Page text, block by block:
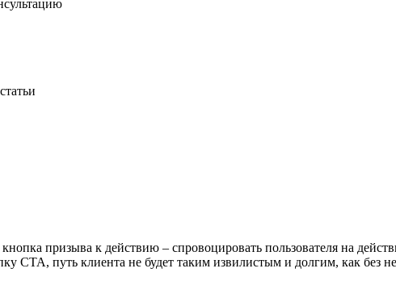
призыва к действию – спровоцировать пользователя на
CTA, путь клиента не будет таким извилистым и долгим, как без